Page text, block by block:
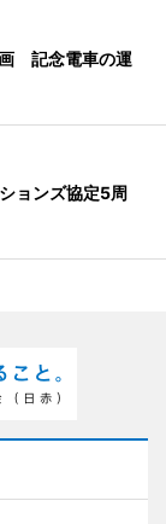
記念電車の運
ョンズ協定5周